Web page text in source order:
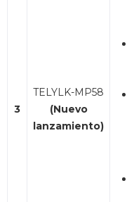
3
TELYLK-MP58
(Nuevo
lanzamiento)